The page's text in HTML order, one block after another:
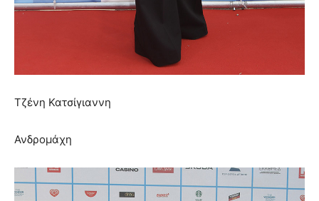
Τζένη Κατσίγιαννη
Ανδρομάχη